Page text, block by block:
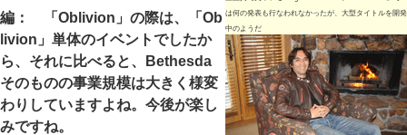
は何の発表も行なわれなかったが、大型タイトルを開発
中のようだ
編： 「Oblivion」の際は、「Ob
livion」単体のイベントでしたか
ら、それに比べると、Bethesda
そのものの事業規模は大きく様変
わりしていますよね。今後が楽し
みですね。